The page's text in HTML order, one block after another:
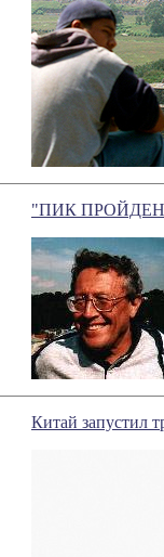
"ПИК ПРОЙДЕН." -
Китай запустил